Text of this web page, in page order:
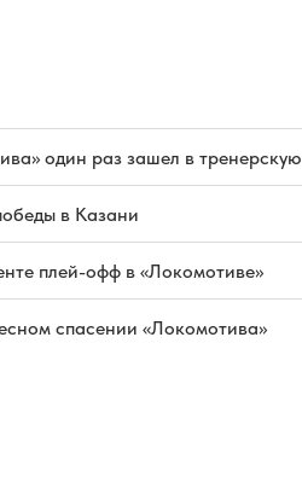
один раз зашел в тренерскую
в Казани
плей-офф в «Локомотиве»
спасении «Локомотива»